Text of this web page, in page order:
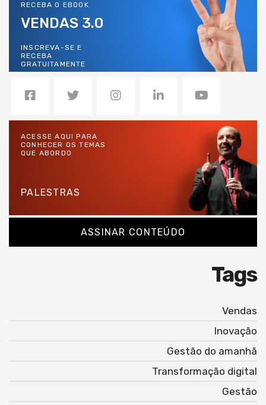
RECEBA O EBOOK
VENDAS 3.0
INSCREVA-SE E
RECEBA
GRATUITAMENTE
ACESSE AQUI PARA
CONHECER OS TEMAS
QUE ABORDO
PALESTRAS
ASSINAR CONTEÚDO
Tags
Vendas
Inovação
Gestão do amanhã
Transformação digital
Gestão